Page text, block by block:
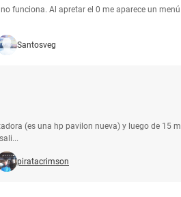
funciona. Al apretar el 0 me aparece un
Santosveg
(es una hp pavilon nueva) y luego de 15
piratacrimson